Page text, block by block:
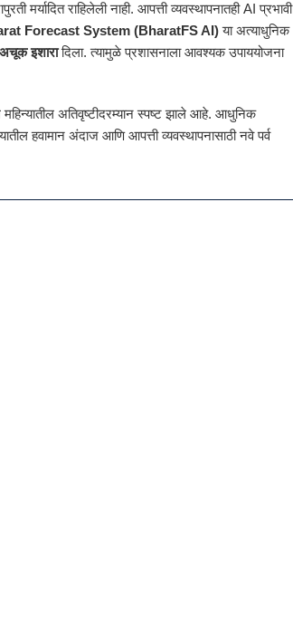
मर्यादित राहिलेली नाही. आपत्ती व्यवस्थापनातही AI प्रभावी
Forecast System (BharatFS AI)या अत्याधुनिक
इशारादिला. त्यामुळे प्रशासनाला आवश्यक उपाययोजना
अतिवृष्टीदरम्यान स्पष्ट झाले आहे. आधुनिक
हवामान अंदाज आणि आपत्ती व्यवस्थापनासाठी नवे पर्व